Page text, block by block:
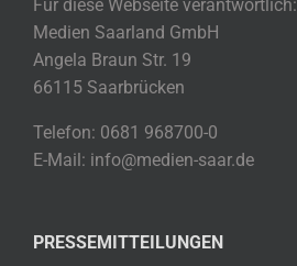
Für diese Webseite verantwortlich:
Medien Saarland GmbH
Angela Braun Str. 19
66115 Saarbrücken
Telefon: 0681 968700-0
E-Mail: info@medien-saar.de
PRESSEMITTEILUNGEN